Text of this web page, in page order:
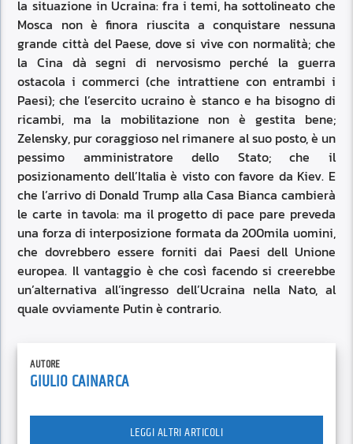
la situazione in Ucraina: fra i temi, ha sottolineato che
Mosca non è finora riuscita a conquistare nessuna
grande città del Paese, dove si vive con normalità; che
la Cina dà segni di nervosismo perché la guerra
ostacola i commerci (che intrattiene con entrambi i
Paesi); che l’esercito ucraino è stanco e ha bisogno di
ricambi, ma la mobilitazione non è gestita bene;
Zelensky, pur coraggioso nel rimanere al suo posto, è un
pessimo amministratore dello Stato; che il
posizionamento dell’Italia è visto con favore da Kiev. E
che l’arrivo di Donald Trump alla Casa Bianca cambierà
le carte in tavola: ma il progetto di pace pare preveda
una forza di interposizione formata da 200mila uomini,
che dovrebbero essere forniti dai Paesi dell Unione
europea. Il vantaggio è che così facendo si creerebbe
un’alternativa all’ingresso dell’Ucraina nella Nato, al
quale ovviamente Putin è contrario.
AUTORE
GIULIO CAINARCA
LEGGI ALTRI ARTICOLI